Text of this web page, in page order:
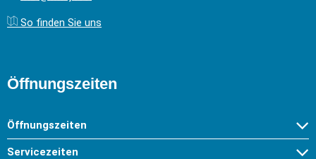
So finden Sie uns
Öffnungszeiten
Öffnungszeiten
Servicezeiten